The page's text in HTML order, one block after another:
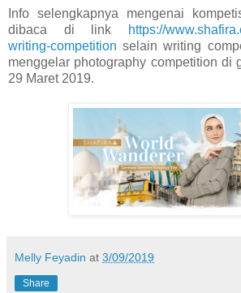
Info selengkapnya mengenai
dibaca di link
https://
writing-competition selain writing
menggelar photography competition di
29 Maret 2019.
Melly Feyadin at 3/09/2019
Share